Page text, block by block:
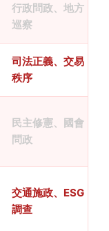
行政問政、地方
巡察
司法正義、交易
秩序
民主修憲、國會
問政
交通施政、ESG
調查